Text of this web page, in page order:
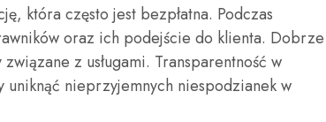
która często jest bezpłatna. Podczas
oraz ich podejście do klienta. Dobrze
z usługami. Transparentność w
uniknąć nieprzyjemnych niespodzianek w